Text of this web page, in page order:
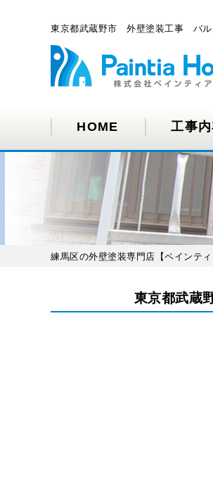
東京都武蔵野市 外壁塗装工事 バル
HOME 工事
練馬区の外壁塗装専門店【ペインティ
東京都武蔵